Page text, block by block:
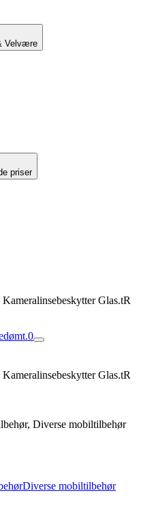
Velvære
priser
Glas.tR
0
Glas.tR
Diverse mobiltilbehør
Diverse mobiltilbehør